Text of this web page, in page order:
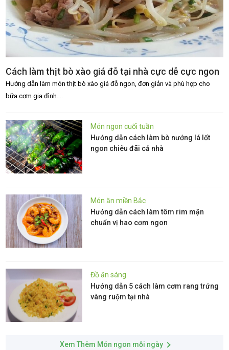
Cách làm thịt bò xào giá đỗ tại nhà cực dễ cực ngon
Hướng dẫn làm món thịt bò xào giá đỗ ngon, đơn giản và phù hợp cho
bữa cơm gia đình….
Món ngon cuối tuần
Hướng dẫn cách làm bò nướng lá lốt
ngon chiêu đãi cả nhà
Món ăn miền Bắc
Hướng dẫn cách làm tôm rim mặn
chuẩn vị hao cơm ngon
Đồ ăn sáng
Hướng dẫn 5 cách làm cơm rang trứng
vàng ruộm tại nhà
Xem Thêm Món ngon mỗi ngày